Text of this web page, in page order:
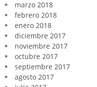
marzo 2018
febrero 2018
enero 2018
diciembre 2017
noviembre 2017
octubre 2017
septiembre 2017
agosto 2017